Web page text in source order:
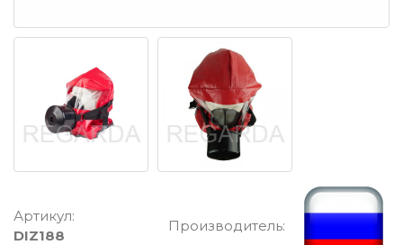
Артикул:
DIZ188
Производитель: